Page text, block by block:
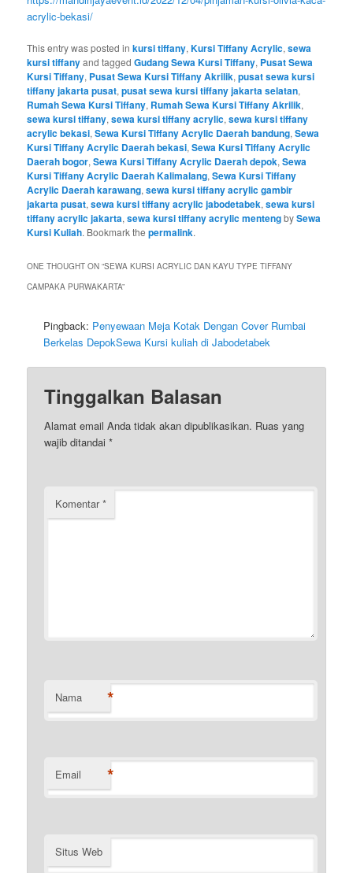
acrylic-bekasi/
This entry was posted inkursi tiffany,Kursi Tiffany Acrylic,sewa
kursi tiffanyand taggedGudang Sewa Kursi Tiffany, Pusat Sewa
Kursi Tiffany, Pusat Sewa Kursi Tiffany Akrilik,pusat sewa kursi
tiffany jakarta pusat,pusat sewa kursi tiffany jakarta selatan,
Rumah Sewa Kursi Tiffany, Rumah Sewa Kursi Tiffany Akrilik,
sewa kursi tiffany,sewa kursi tiffany acrylic,sewa kursi tiffany
acrylic bekasi,Sewa Kursi Tiffany Acrylic Daerah bandung,Sewa
Kursi Tiffany Acrylic Daerah bekasi,Sewa Kursi Tiffany Acrylic
Daerah bogor,Sewa Kursi Tiffany Acrylic Daerah depok,Sewa
Kursi Tiffany Acrylic Daerah Kalimalang,Sewa Kursi Tiffany
Acrylic Daerah karawang,sewa kursi tiffany acrylic gambir
jakarta pusat,sewa kursi tiffany acrylic jabodetabek,sewa kursi
tiffany acrylic jakarta,sewa kursi tiffany acrylic mentengbySewa
Kursi Kuliah. Bookmark thepermalink.
ONE THOUGHT ON “SEWA KURSI ACRYLIC DAN KAYU TYPE TIFFANY
CAMPAKA PURWAKARTA”
Pingback: Penyewaan Meja Kotak Dengan Cover Rumbai
Berkelas DepokSewa Kursi kuliah di Jabodetabek
Tinggalkan Balasan
Alamat email Anda tidak akan dipublikasikan. Ruas yang
wajib ditandai*
Komentar*
Nama *
Email *
Situs Web